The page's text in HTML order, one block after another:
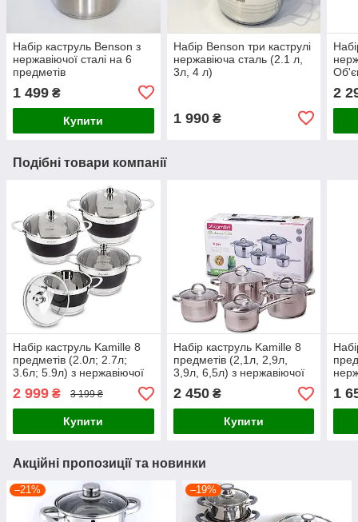
Набір каструль Benson з
нержавіючої сталі на 6
предметів
1 499 ₴
Купити
Набір Benson три каструлі
нержавіюча сталь (2.1 л,
3л, 4 л)
1 990₴
2
Подібні товари компанії
Набір каструль Kamille 8
предметів (2.0л; 2.7л;
3.6л; 5.9л) з нержавіючої
сталі
2 999 ₴ 3 199 ₴
Купити
Набір каструль Kamille 8
предметів (2,1л, 2,9л,
3,9л, 6,5л) з нержавіючої
сталі
2 450₴
Купити
1
Акційні пропозиції та новинки
–21% –19%